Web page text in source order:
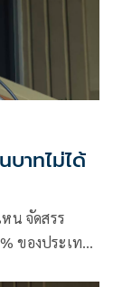
าทไม่ได้
น จัดสรร
ของประเทศ